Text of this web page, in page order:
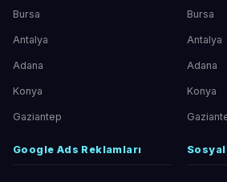
Bursa
Antalya
Adana
Konya
Gaziantep
Bursa
Antalya
Adana
Konya
Google Ads Reklamları